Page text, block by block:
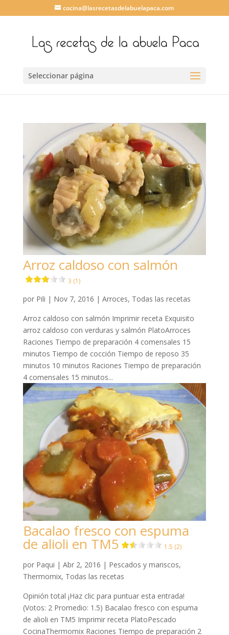
cocina@lasrecetasdelabuelapaca.com
Seleccionar página
Arroz caldoso con salmón
3 (1)
por Pili | Nov 7, 2016 | Arroces, Todas las recetas
Arroz caldoso con salmón Imprimir receta Exquisito
arroz caldoso con verduras y salmón PlatoArroces
Raciones Tiempo de preparación 4 comensales 15
minutos Tiempo de cocción Tiempo de reposo 35
minutos 10 minutos Raciones Tiempo de preparación
4 comensales 15 minutos...
Bacalao fresco con espuma
de alioli en TM5 1.5 (2)
por Paqui | Abr 2, 2016 | Pescados y mariscos,
Thermomix, Todas las recetas
Opinión total ¡Haz clic para puntuar esta entrada!
(Votos: 2 Promedio: 1.5) Bacalao fresco con espuma
de alioli en TM5 Imprimir receta PlatoPescado
CocinaThermomix Raciones Tiempo de preparación 2